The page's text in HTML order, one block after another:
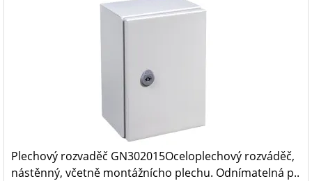
Plechový rozvaděč GN302015Oceloplechový rozváděč,
nástěnný, včetně montážnícho plechu. Odnímatelná p..